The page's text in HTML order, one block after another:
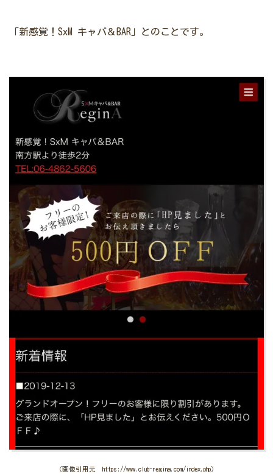
「新感覚！SxM キャバ＆BAR」とのことです。
（画像引用元 https://www.club-regina.com/index.php）